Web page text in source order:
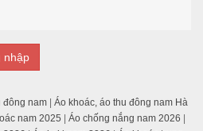
nhập
đông nam | Áo khoác, áo thu đông nam Hà
nam 2025 | Áo chống nắng nam 2026 |